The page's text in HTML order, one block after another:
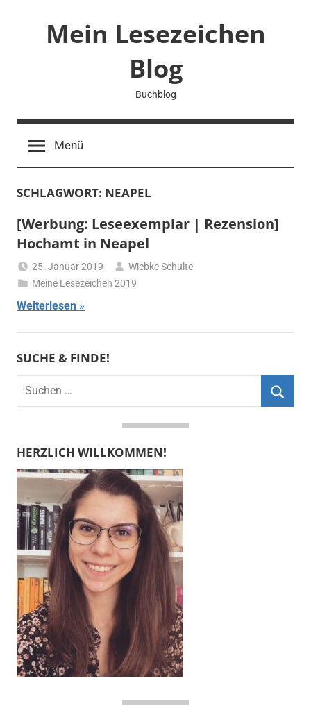
Mein Lesezeichen
Blog
Buchblog
Menü
SCHLAGWORT: NEAPEL
[Werbung: Leseexemplar | Rezension]
Hochamt in Neapel
25. Januar 2019
Wiebke Schulte
Meine Lesezeichen 2019
Weiterlesen
SUCHE & FINDE!
Suchen
HERZLICH WILLKOMMEN!